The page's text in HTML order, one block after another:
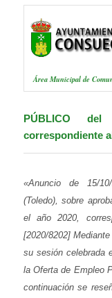
Área Municipal de
PÚBLICO del
correspondiente
«Anuncio de 15/
(Toledo), sobre
el año 2020,
[2020/8202]
su sesión celebrada
la Oferta de Empleo
continuación se